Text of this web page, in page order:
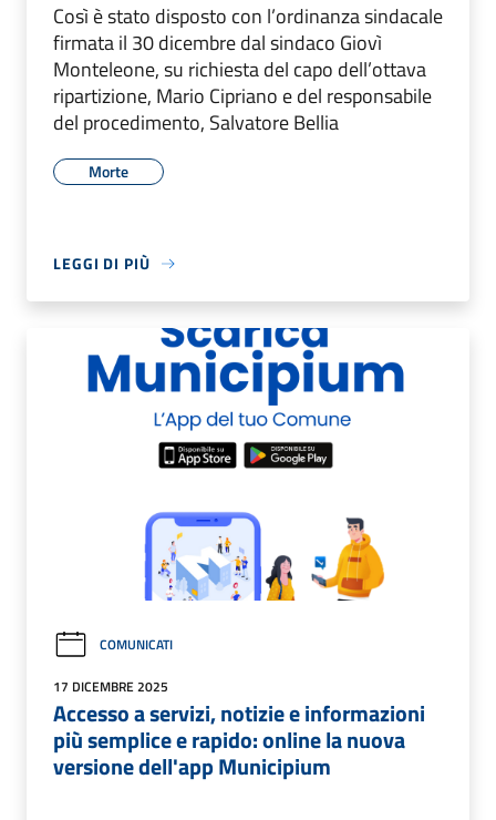
Così è stato disposto con l’ordinanza sindacale
firmata il 30 dicembre dal sindaco Giovì
Monteleone, su richiesta del capo dell’ottava
ripartizione, Mario Cipriano e del responsabile
del procedimento, Salvatore Bellia
Morte
LEGGI DI PIÙ
COMUNICATI
17 DICEMBRE 2025
Accesso a servizi, notizie e informazioni
più semplice e rapido: online la nuova
versione dell'app Municipium